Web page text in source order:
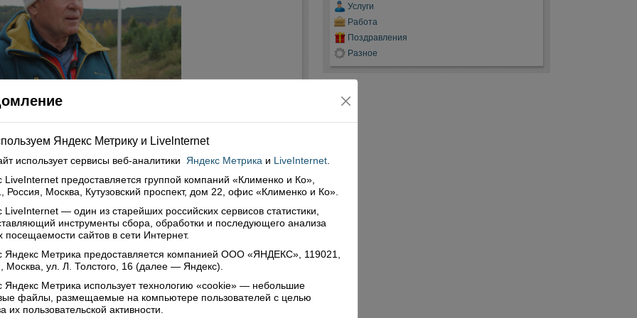
Николаевич Алябьев
ли сказать, что пандемия парализовала большую
социальных сфер, в том числе и спорт? И чем это
спортсменам?
регионах ограничения на проведение
Услуги
Работа
Поздравления
Разное
Яндекс Метрику и Livelnternet
использует сервисы веб-аналитики Яндекс Метрика и LiveInternet
LiveInternet предоставляется группой компаний «Клименко и Ко»,
Россия, Москва, Кутузовский проспект, дом 22, офис «Клименко и Ко».
LiveInternet — один из старейших российских сервисов статистики,
инструменты сбора, обработки и последующего анализа
посещаемости сайтов в сети Интернет.
Яндекс Метрика предоставляется компанией ООО «ЯНДЕКС», 119021,
Москва, ул. Л. Толстого, 16 (далее — Яндекс).
Яндекс Метрика использует технологию «cookie» — небольшие
файлы, размещаемые на компьютере пользователей с целью
их пользовательской активности.